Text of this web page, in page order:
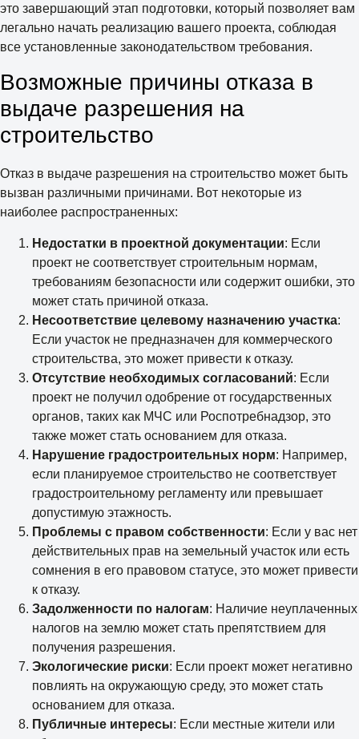
это завершающий этап подготовки, который позволяет вам
легально начать реализацию вашего проекта, соблюдая
все установленные законодательством требования.
Возможные причины отказа в
выдаче разрешения на
строительство
Отказ в выдаче разрешения на строительство может быть
вызван различными причинами. Вот некоторые из
наиболее распространенных:
Недостатки в проектной документации: Если
проект не соответствует строительным нормам,
требованиям безопасности или содержит ошибки, это
может стать причиной отказа.
Несоответствие целевому назначению участка:
Если участок не предназначен для коммерческого
строительства, это может привести к отказу.
Отсутствие необходимых согласований: Если
проект не получил одобрение от государственных
органов, таких как МЧС или Роспотребнадзор, это
также может стать основанием для отказа.
Нарушение градостроительных норм: Например,
если планируемое строительство не соответствует
градостроительному регламенту или превышает
допустимую этажность.
Проблемы с правом собственности: Если у вас нет
действительных прав на земельный участок или есть
сомнения в его правовом статусе, это может привести
к отказу.
Задолженности по налогам: Наличие неуплаченных
налогов на землю может стать препятствием для
получения разрешения.
Экологические риски: Если проект может негативно
повлиять на окружающую среду, это может стать
основанием для отказа.
Публичные интересы: Если местные жители или